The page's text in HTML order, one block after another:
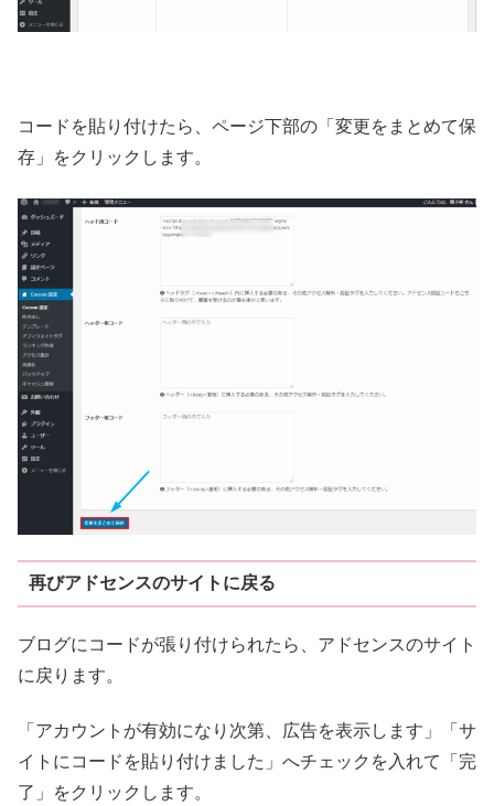
コードを貼り付けたら、ページ下部の「変更をまとめて保
存」をクリックします。
再びアドセンスのサイトに戻る
ブログにコードが張り付けられたら、アドセンスのサイト
に戻ります。
「アカウントが有効になり次第、広告を表示します」「サ
イトにコードを貼り付けました」へチェックを入れて「完
了」をクリックします。